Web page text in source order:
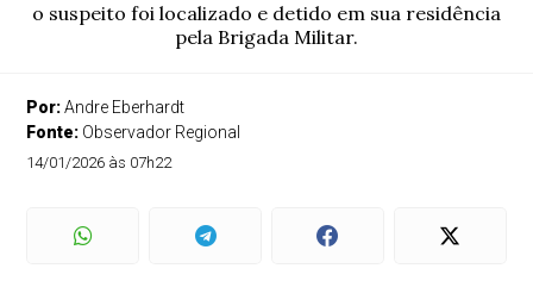
o suspeito foi localizado e detido em sua residência
pela Brigada Militar.
Por:Andre Eberhardt
Fonte: Observador Regional
14/01/2026 às 07h22